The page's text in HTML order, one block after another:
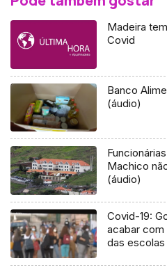
Madeira
Covid
Banco
(áudio)
Machico
(áudio)
Covid-19:
acabar
das escolas